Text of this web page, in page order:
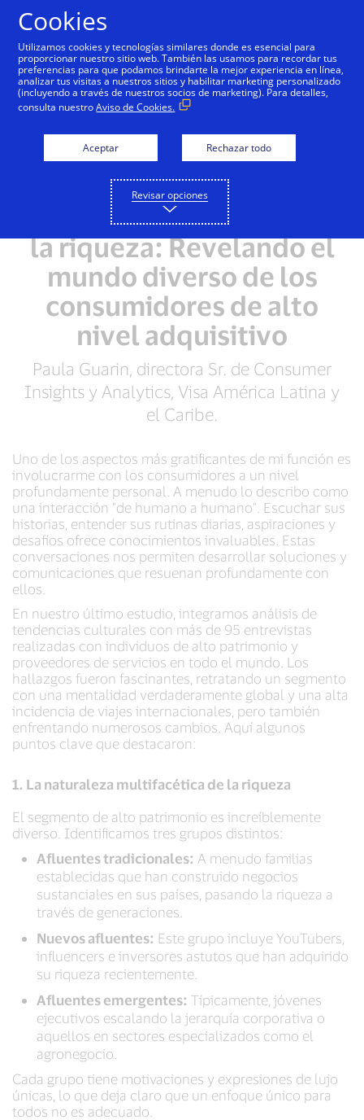
Las caras cambiantes de
la riqueza: Revelando el
mundo diverso de los
consumidores de alto
nivel adquisitivo
Paula Guarin, directora Sr. de Consumer
Insights y Analytics, Visa América Latina y
el Caribe.
Uno de los aspectos más gratificantes de mi función es
involucrarme con los consumidores a un nivel
profundamente personal. A menudo lo describo como
una interacción "de humano a humano". Escuchar sus
historias, entender sus rutinas diarias, aspiraciones y
desafíos ofrece conocimientos invaluables. Estas
conversaciones nos permiten desarrollar soluciones y
comunicaciones que resuenan profundamente con
ellos.
En nuestro último estudio, integramos análisis de
tendencias culturales con más de 95 entrevistas
realizadas con individuos de alto patrimonio y
proveedores de servicios en todo el mundo. Los
hallazgos fueron fascinantes, retratando un segmento
con una mentalidad verdaderamente global y una alta
incidencia de viajes internacionales, pero también
enfrentando numerosos cambios. Aquí algunos
puntos clave que destacaron:
1. La naturaleza multifacética de la riqueza
El segmento de alto patrimonio es increíblemente
diverso. Identificamos tres grupos distintos:
Afluentes tradicionales: A menudo familias
establecidas que han construido negocios
sustanciales en sus países, pasando la riqueza a
través de generaciones.
Nuevos afluentes: Este grupo incluye YouTubers,
influencers e inversores astutos que han adquirido
su riqueza recientemente.
Afluentes emergentes: Típicamente, jóvenes
ejecutivos escalando la jerarquía corporativa o
aquellos en sectores especializados como el
agronegocio.
Cada grupo tiene motivaciones y expresiones de lujo
únicas, lo que deja claro que un enfoque único para
todos no es adecuado.
Cookies
Utilizamos cookies y tecnologías similares donde es esencial para
proporcionar nuestro sitio web. También las usamos para recordar tus
preferencias para que podamos brindarte la mejor experiencia en línea,
analizar tus visitas a nuestros sitios y habilitar marketing personalizado
(incluyendo a través de nuestros socios de marketing). Para detalles,
consulta nuestroAviso de Cookies.
Aceptar Rechazar todo
Revisar opciones